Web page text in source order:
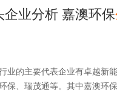
业分析 嘉澳环保
业的主要代表企业有卓越新
保、瑞茂通等。其中嘉澳环